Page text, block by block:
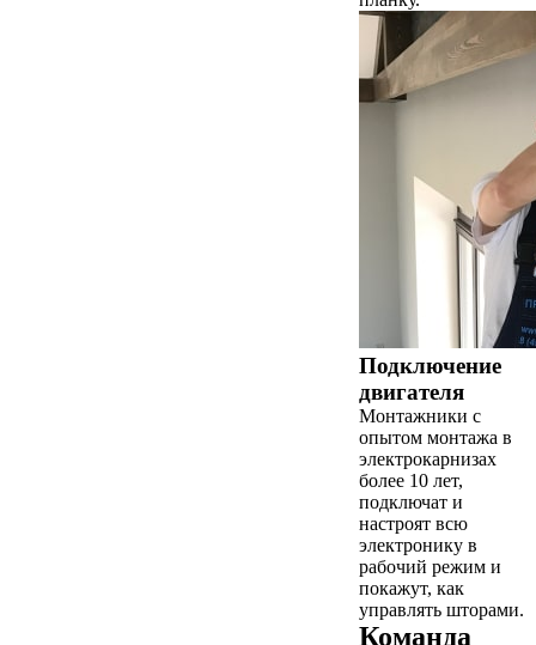
Подключение
двигателя
Монтажники с
опытом монтажа в
электрокарнизах
более 10 лет,
подключат и
настроят всю
электронику в
рабочий режим и
покажут, как
управлять шторами.
Команда